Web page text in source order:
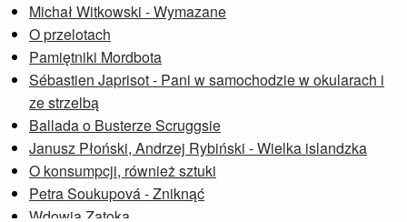
Michał Witkowski - Wymazane
O przelotach
Pamiętniki Mordbota
Sébastien Japrisot - Pani w samochodzie w okularach i
ze strzelbą
Ballada o Busterze Scruggsie
Janusz Płoński, Andrzej Rybiński - Wielka islandzka
O konsumpcji, również sztuki
Petra Soukupová - Zniknąć
Wdowia Zatoka